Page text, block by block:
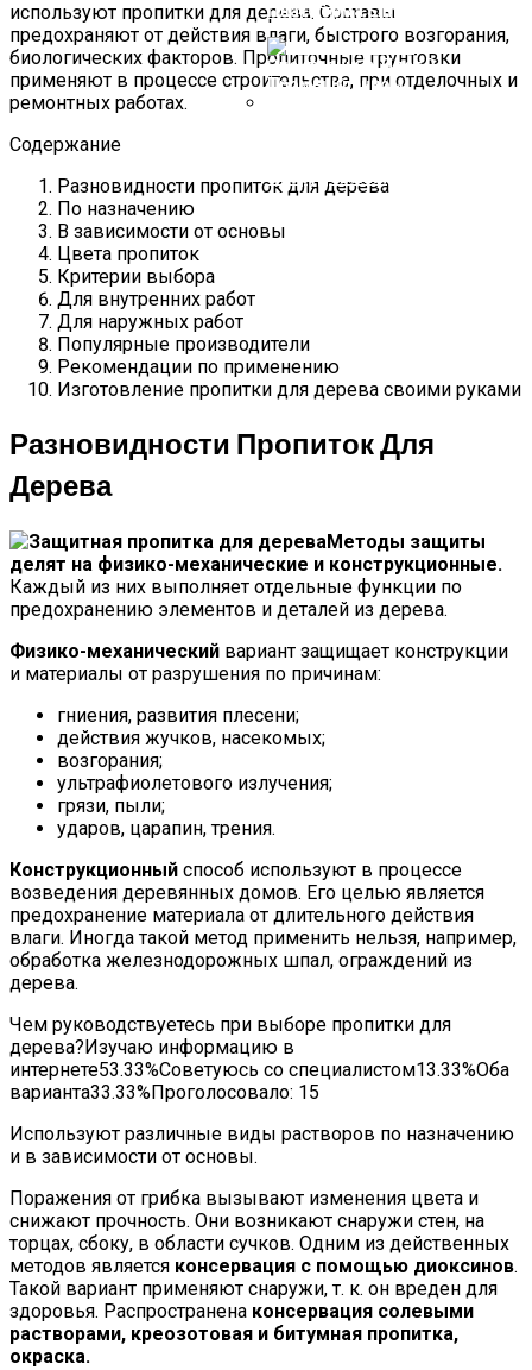
Платформа SimpleOne
используют пропитки для дерева. Составы
предохраняют от действия влаги, быстрого возгорания,
биологических факторов. Пропиточные грунтовки
применяют в процессе строительства, при отделочных и
ремонтных работах.
Содержание
Разновидности пропиток для дерева
По назначению
В зависимости от основы
Цвета пропиток
Критерии выбора
Для внутренних работ
Для наружных работ
Популярные производители
Рекомендации по применению
Изготовление пропитки для дерева своими руками
Разновидности Пропиток Для
Дерева
Методы защиты
делят на физико-механические и конструкционные.
Каждый из них выполняет отдельные функции по
предохранению элементов и деталей из дерева.
Физико-механический вариант защищает конструкции
и материалы от разрушения по причинам:
гниения, развития плесени;
действия жучков, насекомых;
возгорания;
ультрафиолетового излучения;
грязи, пыли;
ударов, царапин, трения.
Конструкционный способ используют в процессе
возведения деревянных домов. Его целью является
предохранение материала от длительного действия
влаги. Иногда такой метод применить нельзя, например,
обработка железнодорожных шпал, ограждений из
дерева.
Чем руководствуетесь при выборе пропитки для
дерева?Изучаю информацию в
интернете53.33%Советуюсь со специалистом13.33%Оба
варианта33.33%Проголосовало: 15
Используют различные виды растворов по назначению
и в зависимости от основы.
Поражения от грибка вызывают изменения цвета и
снижают прочность. Они возникают снаружи стен, на
торцах, сбоку, в области сучков. Одним из действенных
методов является консервация с помощью диоксинов.
Такой вариант применяют снаружи, т. к. он вреден для
здоровья. Распространена консервация солевыми
растворами, креозотовая и битумная пропитка,
окраска.